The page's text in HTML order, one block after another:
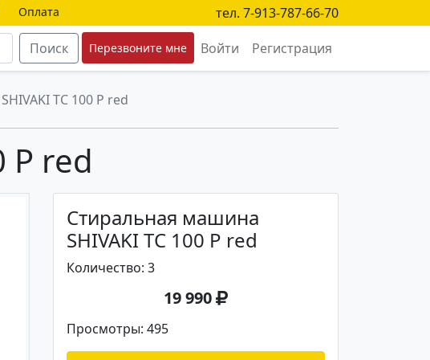
Оплата
тел. 7-913-787-66-70
Поиск
Перезвоните мне Войти Регистрация
TC 100 P red
P red
Стиральная машина
SHIVAKI TC 100 P red
Количество: 3
19 990
Просмотры: 495